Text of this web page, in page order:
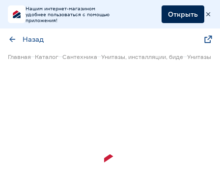
Нашим интернет-магазином
удобнее пользоваться с помощью
приложения!
Открыть
Назад
Главная Каталог Сантехника Унитазы, инсталляции, биде Унитазы